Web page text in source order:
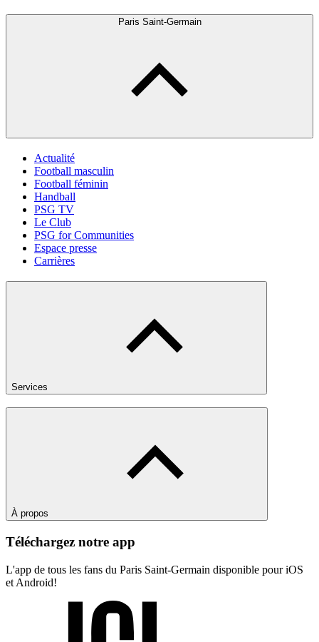
Paris Saint-Germain
Actualité
Football masculin
Football féminin
Handball
PSG TV
Le Club
PSG for Communities
Espace presse
Carrières
Services
À propos
Téléchargez notre app
L'app de tous les fans du Paris Saint-Germain disponible pour iOS
et Android!